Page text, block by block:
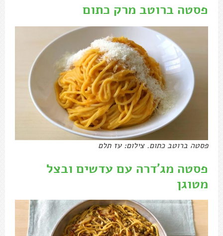
פסטה ברוטב מרק כתום
פסטה ברוטב כתום. צילום: עז תלם
פסטה מג'דרה עם עדשים ובצל
מטוגן